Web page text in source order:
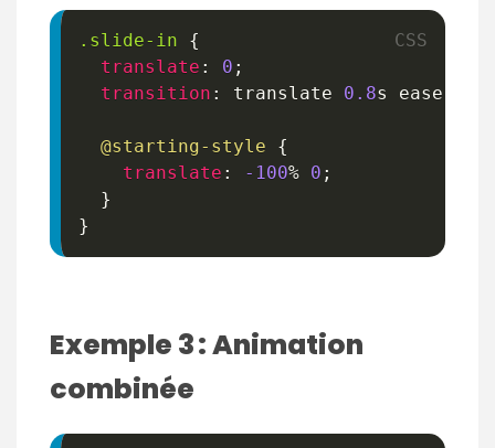
.slide-in
{
translate : 0 ;
transition : translate 0.8s ease-out
@starting-style
{
translate : -100% 0 ;
}
}
Exemple 3 : Animation
combinée